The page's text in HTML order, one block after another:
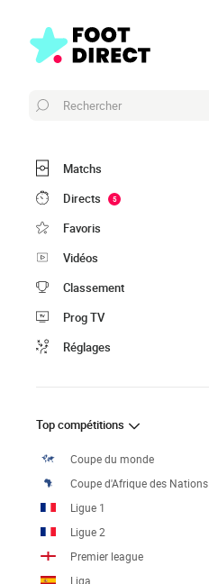
Rechercher
Matchs
Directs
5
Favoris
Vidéos
Classement
Prog TV
Réglages
Top compétitions
Coupe du monde
Coupe d'Afrique des Nations
Ligue 1
Ligue 2
Premier league
Liga